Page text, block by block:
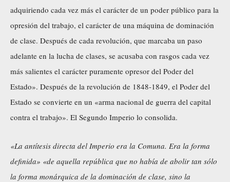
adquiriendo cada vez más el carácter de un poder público para la
opresión del trabajo, el carácter de una máquina de dominación
de clase. Después de cada revolución, que marcaba un paso
adelante en la lucha de clases, se acusaba con rasgos cada vez
más salientes el carácter puramente opresor del Poder del
Estado». Después de la revolución de 1848-1849, el Poder del
Estado se convierte en un «arma nacional de guerra del capital
contra el trabajo». El Segundo Imperio lo consolida.
«La antítesis directa del Imperio era la Comuna. Era la forma
definida» «de aquella república que no había de abolir tan sólo
la forma monárquica de la dominación de clase, sino la